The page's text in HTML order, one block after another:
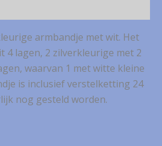
armbandje met wit. Het
4 lagen, 2 zilverkleurige met 2
waarvan 1 met witte kleine
is inclusief verstelketting 24
nog gesteld worden.